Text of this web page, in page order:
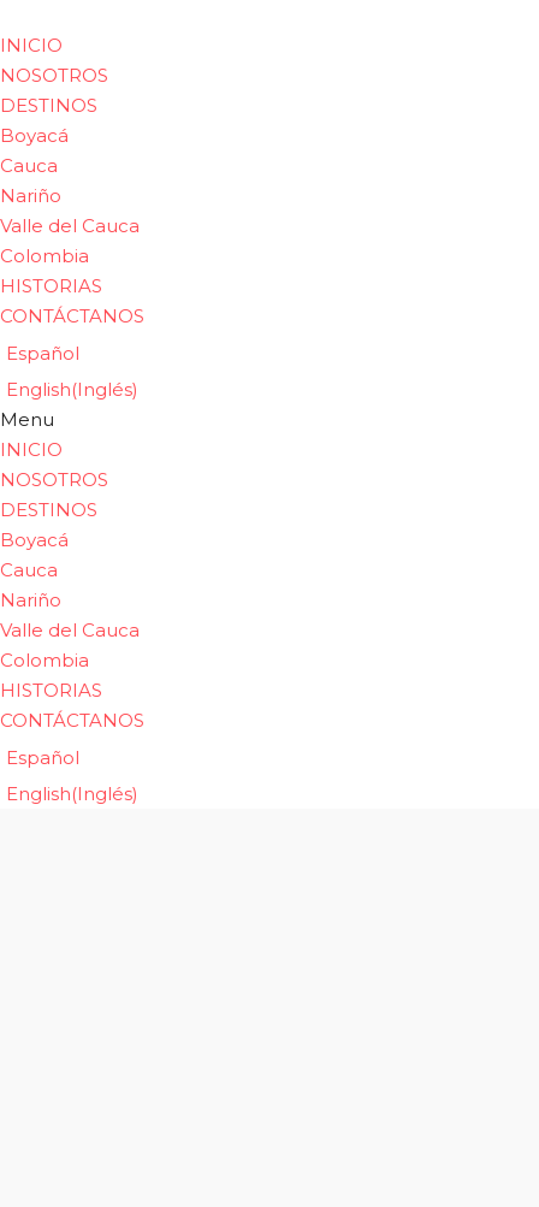
INICIO
NOSOTROS
DESTINOS
Boyacá
Cauca
Nariño
Valle del Cauca
Colombia
HISTORIAS
CONTÁCTANOS
Español
English(Inglés)
Menu
INICIO
NOSOTROS
DESTINOS
Boyacá
Cauca
Nariño
Valle del Cauca
Colombia
HISTORIAS
CONTÁCTANOS
Español
English(Inglés)